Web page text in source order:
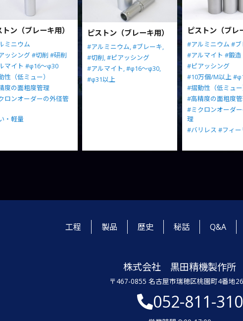
トン（ブレーキ用）
ミニウム
ッシング #切削 #研削
マイト #φ16～φ30
性（低ミュー）
度の面粗度管理
ロンオーダーの外径管
・軽量
ピストン（ブレーキ用）
#アルミニウム,#ブレーキ,
#切削,#ピアッシング
#アルマイト,#φ16～φ30,
#φ31以上
ピストン（ブレ
#アルミニウム #ブ
#アルマイト #鍛造
#ピアッシング
#10万個/M以上
#摺動性（低ミュー
#高精度の面粗度
#ミクロンオーダ
理
#バリレス #フィー
工程 製品 歴史 秘話 Q&A
株式会社 黒田精機製作所
〒467-0855 名古屋市瑞穂区桃園町4番地
052-811-